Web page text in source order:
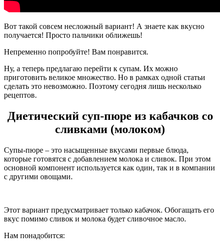
Вот такой совсем несложный вариант! А знаете как вкусно
получается! Просто пальчики оближешь!
Непременно попробуйте! Вам понравится.
Ну, а теперь предлагаю перейти к супам. Их можно
приготовить великое множество. Но в рамках одной статьи
сделать это невозможно. Поэтому сегодня лишь несколько
рецептов.
Диетический суп-пюре из кабачков со
сливками (молоком)
Супы-пюре – это насыщенные вкусами первые блюда,
которые готовятся с добавлением молока и сливок. При этом
основной компонент используется как один, так и в компании
с другими овощами.
Этот вариант предусматривает только кабачок. Обогащать его
вкус помимо сливок и молока будет сливочное масло.
Нам понадобится: